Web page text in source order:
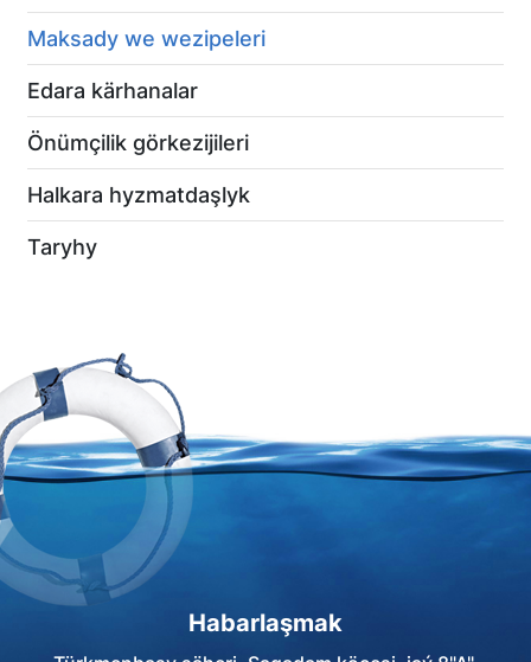
Maksady we wezipeleri
Edara kärhanalar
Önümçilik görkezijileri
Halkara hyzmatdaşlyk
Taryhy
Habarlaşmak